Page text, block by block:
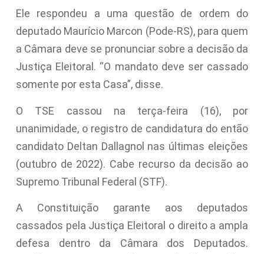
Ele respondeu a uma questão de ordem do
deputado Maurício Marcon (Pode-RS), para quem
a Câmara deve se pronunciar sobre a decisão da
Justiça Eleitoral. “O mandato deve ser cassado
somente por esta Casa”, disse.
O TSE cassou na terça-feira (16), por
unanimidade, o registro de candidatura do então
candidato Deltan Dallagnol nas últimas eleições
(outubro de 2022). Cabe recurso da decisão ao
Supremo Tribunal Federal (STF).
A Constituição garante aos deputados
cassados pela Justiça Eleitoral o direito a ampla
defesa dentro da Câmara dos Deputados.